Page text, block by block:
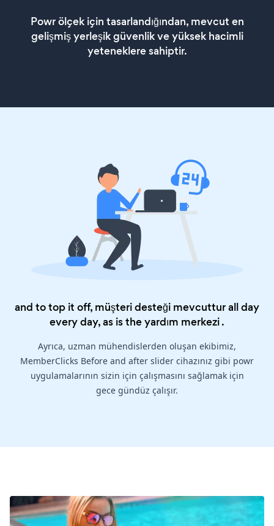
Powr ölçek için tasarlandığından, mevcut en
gelişmiş yerleşik güvenlik ve yüksek hacimli
yeteneklere sahiptir.
and to top it off, müşteri desteği mevcuttur all day
every day, as is theyardım merkezi.
Ayrıca, uzman mühendislerden oluşan ekibimiz,
MemberClicks Before and after slider cihazınız gibi powr
uygulamalarının sizin için çalışmasını sağlamak için
gece gündüz çalışır.